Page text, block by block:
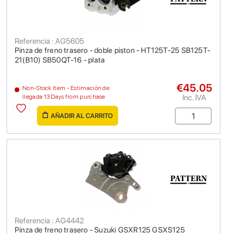
Pinza de freno trasero - doble piston - HT125T-25 SB125T-
21(B10) SB50QT-16 - plata
Referencia : AG5605
Non-Stock Item - Estimación de
llegada 13 Days from purchase
€45.05
Inc. IVA
AÑADIR AL CARRITO
Pinza de freno trasero - Suzuki GSXR125 GSXS125
Referencia : AG4442